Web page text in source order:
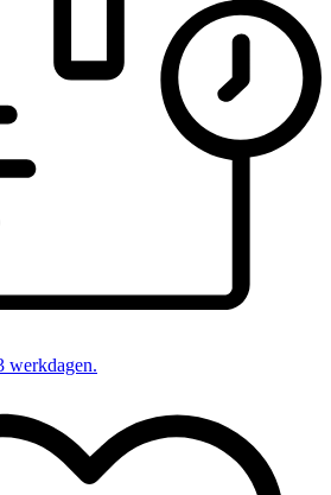
werkdagen.